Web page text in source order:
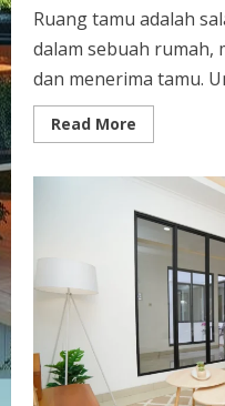
Ruang tamu adalah
dalam sebuah rumah,
dan menerima tamu.
Read More
more
Kekinian
Desain
Modern
untuk
Rumah
Anda